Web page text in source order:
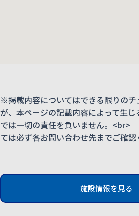
※掲載内容についてはできる限りの
が、本ページの記載内容によって生
では一切の責任を負いません。<br>
ては必ず各お問い合わせ先までご確認
施設情報を見